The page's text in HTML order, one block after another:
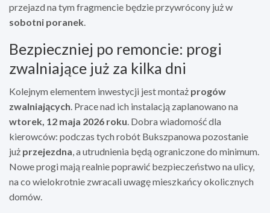
przejazd na tym fragmencie będzie przywrócony już w
sobotni poranek.
Bezpieczniej po remoncie: progi
zwalniające już za kilka dni
Kolejnym elementem inwestycji jest montaż progów
zwalniających. Prace nad ich instalacją zaplanowano na
wtorek, 12 maja 2026 roku. Dobra wiadomość dla
kierowców: podczas tych robót Bukszpanowa pozostanie
już przejezdna, a utrudnienia będą ograniczone do minimum.
Nowe progi mają realnie poprawić bezpieczeństwo na ulicy,
na co wielokrotnie zwracali uwagę mieszkańcy okolicznych
domów.